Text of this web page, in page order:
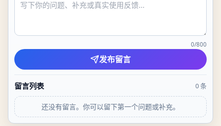
0/800
发布留言
留言列表 0条
还没有留言。你可以留下第一个问题或补充。